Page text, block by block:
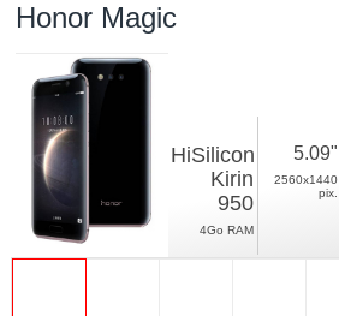
Honor Magic
HiSilicon
Kirin
950
4Go RAM
5.09"
2560x1440
pix.